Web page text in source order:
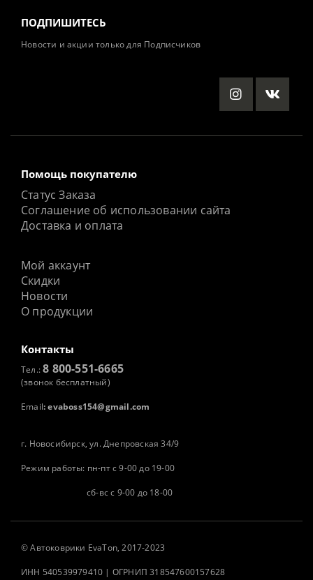
ПОДПИШИТЕСЬ
Новости и акции только для Подписчиков
Помощь покупателю
Статус Заказа
Соглашение об использовании сайта
Доставка и оплата
Мой аккаунт
Скидки
Новости
О продукции
Контакты
Тел.:8 800-551-6665
(звонок бесплатный)
Email: evaboss154@gmail.com
г. Новосибирск, ул. Днепровская 34/9
Режим работы: пн-пт с 9-00 до 19-00
сб-вс с 9-00 до 18-00
©Автоковрики EvaTon, 2017-2023
ИНН 540539979410 | ОГРНИП 318547600157628